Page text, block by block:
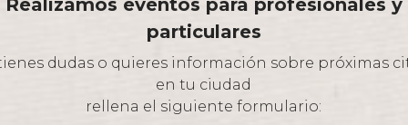
Realizamos eventos para profesionales y
particulares
dudas o quieres información sobre próximas
en tu ciudad
rellena el siguiente formulario: